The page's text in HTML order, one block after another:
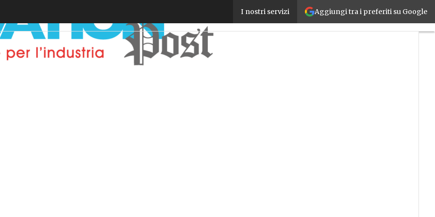
Aggiungi tra i preferiti su Google
I nostri servizi
Schneider Electric e Wonderware a Forum